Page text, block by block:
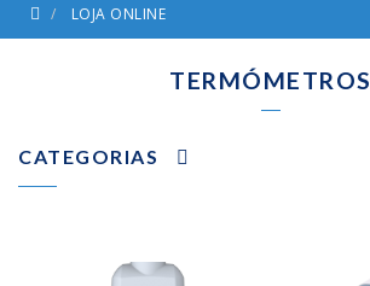
LOJA ONLINE
TERMÓMETROS
CATEGORIAS